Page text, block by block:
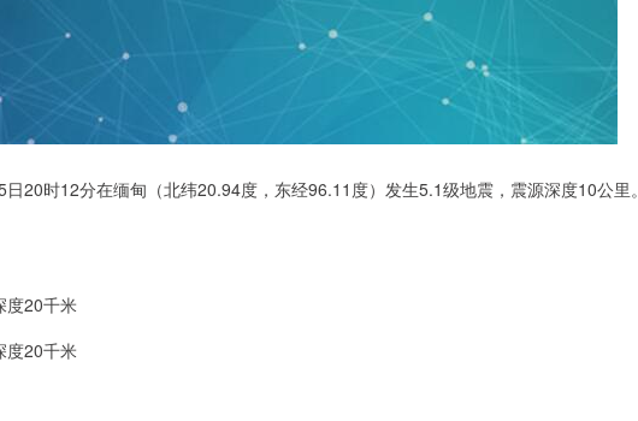
20时12分在缅甸（北纬20.94度，东经96.11度）发生5.1级地震，震源深度10公里。
度20千米
度20千米